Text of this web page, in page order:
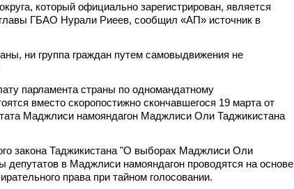
который официально зарегистрирован, является
ГБАО Нурали Риеев, сообщил «АП» источник в
ни группа граждан путем самовыдвижения не
парламента страны по одномандатному
вместо скоропостижно скончавшегося 19 марта от
Маджлиси намояндагон Маджлиси Оли Таджикистана
закона Таджикистана "О выборах Маджлиси Оли
депутатов в Маджлиси намояндагон проводятся на основе
права при тайном голосовании.